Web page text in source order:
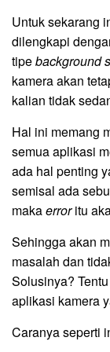
Untuk sekarang
dilengkapi
tipebackground
kamera akan
kalian tidak
Hal ini memang
semua aplikasi
ada hal penting
semisal ada
makaerroritu
Sehingga akan
masalah dan
Solusinya?
aplikasi kamera
Caranya seperti